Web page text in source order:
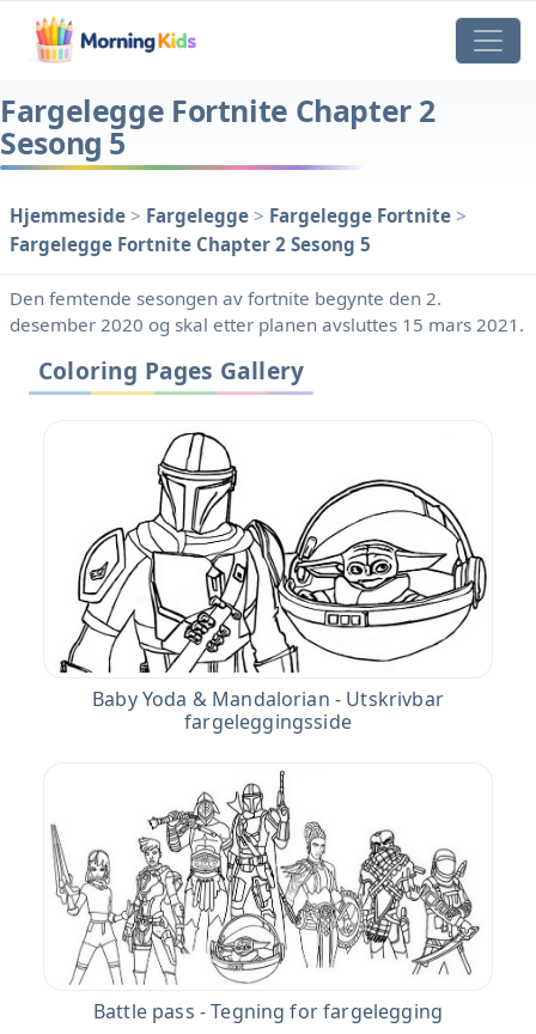
Fargelegge Fortnite Chapter 2
Sesong 5
Hjemmeside > Fargelegge > Fargelegge Fortnite >
Fargelegge Fortnite Chapter 2 Sesong 5
Den femtende sesongen av fortnite begynte den 2.
desember 2020 og skal etter planen avsluttes 15 mars 2021.
Coloring Pages Gallery
Baby Yoda & Mandalorian - Utskrivbar
fargeleggingsside
Battle pass - Tegning for fargelegging